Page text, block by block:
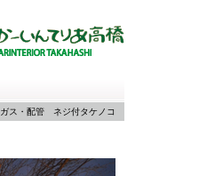
ガス・配管 ネジ付タケノコ